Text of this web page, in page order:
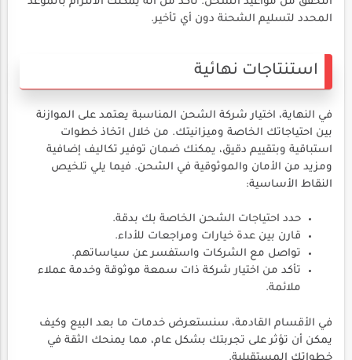
المحدد لتسليم الشحنة دون أي تأخير.
استنتاجات نهائية
في النهاية، اختيار شركة الشحن المناسبة يعتمد على الموازنة
بين احتياجاتك الخاصة وميزانيتك. من خلال اتخاذ خطوات
استباقية وبتقييم دقيق، يمكنك ضمان توفير تكاليف إضافية
ومزيد من الأمان والموثوقية في الشحن. فيما يلي تلخيص
النقاط الأساسية:
حدد احتياجات الشحن الخاصة بك بدقة.
قارن بين عدة خيارات ومراجعات للأداء.
تواصل مع الشركات واستفسر عن سياساتهم.
تأكد من اختيار شركة ذات سمعة موثوقة وخدمة عملاء
ملائمة.
في الأقسام القادمة، سنستعرض خدمات ما بعد البيع وكيف
يمكن أن تؤثر على تجربتك بشكل عام، مما يمنحك الثقة في